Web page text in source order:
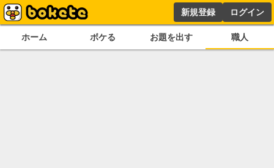
新規登録 ログイン
ホーム ボケる お題を出す 職人